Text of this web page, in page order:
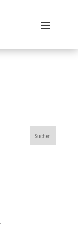
Suchen